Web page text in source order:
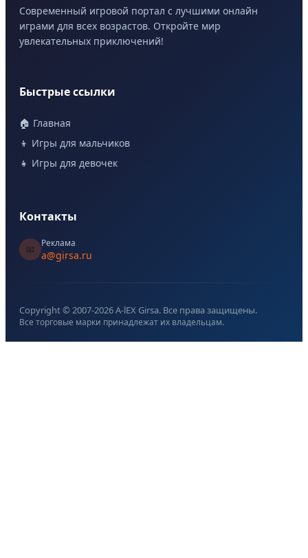
Современный игровой портал с лучшими онлайн
играми для всех возрастов. Откройте мир
увлекательных приключений!
Быстрые ссылки
🏠 Главная
👦 Игры для мальчиков
👧 Игры для девочек
Контакты
📧
Реклама
a@girsa.ru
Copyright © 2007-2026A-lEX Girsa. Все права защищены.
Все торговые марки принадлежат их владельцам.